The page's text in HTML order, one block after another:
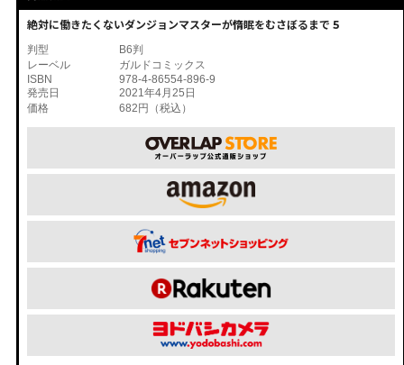
絶対に働きたくないダンジョンマスターが惰眠をむさぼるまで 5
判型
B6判
レーベル
ガルドコミックス
ISBN
978-4-86554-896-9
発売日
2021年4月25日
価格
682円（税込）